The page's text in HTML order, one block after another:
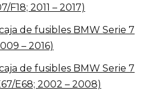
F18; 2011 – 2017)
de fusibles BMW Serie 7
– 2016)
de fusibles BMW Serie 7
E68; 2002 – 2008)